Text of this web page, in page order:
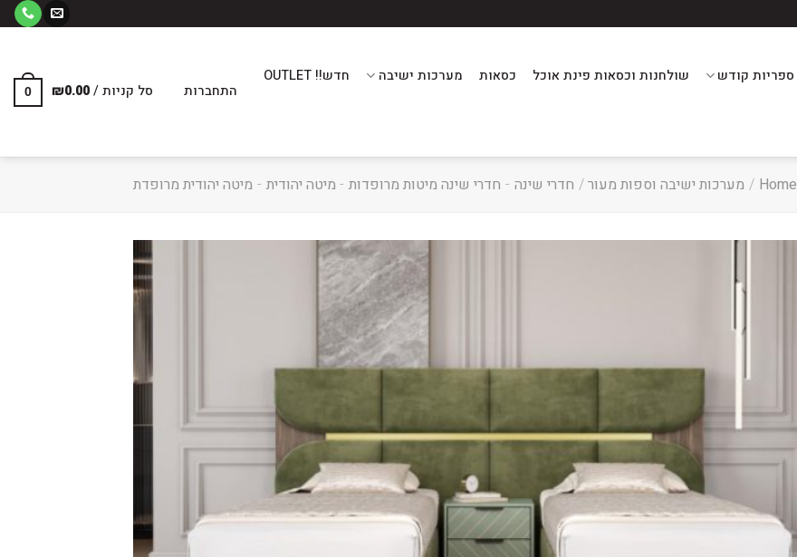
ספריות קודש שולחנות וכסאות פינת אוכל כסאות מערכות ישיבה
חדש!! OUTLET
התחברות סל קניות / ₪0.00
0
Home
/ מערכות ישיבה וספות מעור/ חדרי שינה - חדרי שינה מיטות מרופדות - מיטה יהודית - מיטה יהודית מרופדת